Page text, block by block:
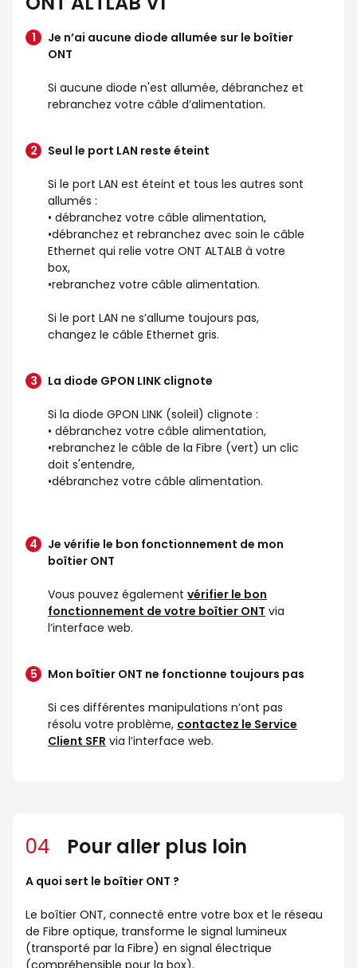
Je n’ai aucune diode allumée sur le boîtier
ONT
Si aucune diode n'est allumée, débranchez et
rebranchez votre câble d’alimentation.
Seul le port LAN reste éteint
Si le port LAN est éteint et tous les autres sont
allumés :
• débranchez votre câble alimentation,
•débranchez et rebranchez avec soin le câble
Ethernet qui relie votre ONT ALTALB à votre
box,
•rebranchez votre câble alimentation.
Si le port LAN ne s’allume toujours pas,
changez le câble Ethernet gris.
La diode GPON LINK clignote
Si la diode GPON LINK (soleil) clignote :
• débranchez votre câble alimentation,
•rebranchez le câble de la Fibre (vert) un clic
doit s'entendre,
•débranchez votre câble alimentation.
Je vérifie le bon fonctionnement de mon
boîtier ONT
Vous pouvez également vérifier le bon
fonctionnement de votre boîtier ONT via
l’interface web.
Mon boîtier ONT ne fonctionne toujours pas
Si ces différentes manipulations n’ont pas
résolu votre problème, contactez le Service
Client SFR via l’interface web.
04 Pour aller plus loin
A quoi sert le boîtier ONT ?
Le boîtier ONT, connecté entre votre box et le réseau
de Fibre optique, transforme le signal lumineux
(transporté par la Fibre) en signal électrique